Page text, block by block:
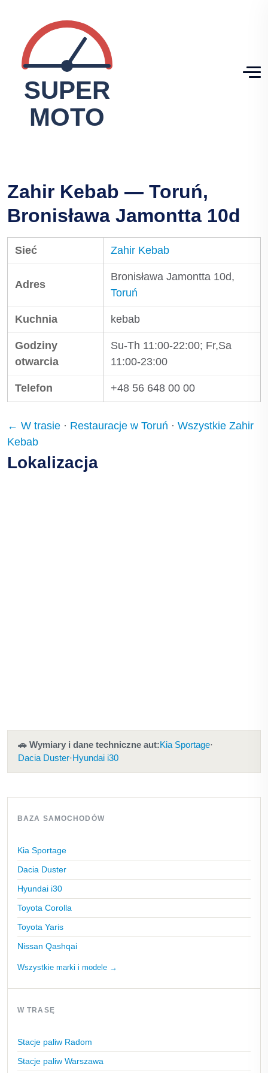
Zahir Kebab — Toruń,
Bronisława Jamontta 10d
Sieć Zahir Kebab
Adres
Bronisława Jamontta 10d,
Toruń
Kuchnia kebab
Godziny
otwarcia
Su-Th 11:00-22:00; Fr,Sa
11:00-23:00
Telefon +48 56 648 00 00
← W trasie · Restauracje w Toruń · Wszystkie Zahir
Kebab
Lokalizacja
🚗 Wymiary i dane techniczne aut:Kia Sportage·
Dacia Duster·Hyundai i30
BAZA SAMOCHODÓW
Kia Sportage
Dacia Duster
Hyundai i30
Toyota Corolla
Toyota Yaris
Nissan Qashqai
Wszystkie marki i modele →
W TRASĘ
Stacje paliw Radom
Stacje paliw Warszawa